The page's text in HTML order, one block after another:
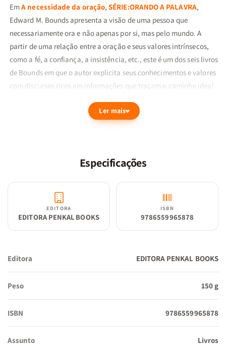
EmA necessidade da oração,SÉRIE:ORANDO A PALAVRA,
Edward M. Bounds apresenta a visão de uma pessoa que
necessariamente ora e não apenas por si, mas pelo mundo. A
partir de uma relação entre a oração e seus valores intrínsecos,
como a fé, a confiança, a insistência, etc., este é um dos seis livros
de Bounds em que o autor explicita seus conhecimentos e valores
com discursos ricos em informações que traçam o caminho ideal
Ler mais
Especificações
EDITORA
EDITORA PENKAL BOOKS
ISBN
9786559965878
Editora EDITORA PENKAL BOOKS
Peso 150 g
ISBN 9786559965878
Assunto Livros